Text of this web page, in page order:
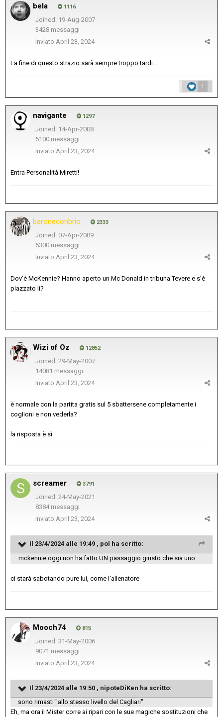
bela 1116
Joined: 19-Aug-2007
3428 messaggi
Inviato April 23, 2024
La fine di questo strazio sarà sempre troppo tardi....
1
navigante 1297
Joined: 14-Apr-2008
5100 messaggi
Inviato April 23, 2024
Entra Personalità Miretti!
baroneconbrio 2333
Joined: 07-Apr-2009
5300 messaggi
Inviato April 23, 2024
Dov’è McKennie? Hanno aperto un Mc Donald in tribuna Tevere e s’è
piazzato lì?
Wizi of Oz 12852
Joined: 29-May-2007
14081 messaggi
Inviato April 23, 2024
è normale con la partita gratis sul 5 sbattersene completamente i
cogIioni e non vederla?
la risposta è sì
screamer 3791
Joined: 24-May-2021
8384 messaggi
Inviato April 23, 2024
Il 23/4/2024 alle 19:49 , pol ha scritto:
mckennie oggi non ha fatto UN passaggio giusto che sia uno
ci starà sabotando pure lui, come l'allenatore
Mooch74 815
Joined: 31-May-2006
9071 messaggi
Inviato April 23, 2024
Il 23/4/2024 alle 19:50 , nipoteDiKen ha scritto:
sono rimasti "allo stesso livello del Cagliari"
Eh, ma ora il Mister corre ai ripari con le sue magiche sostituzioni che